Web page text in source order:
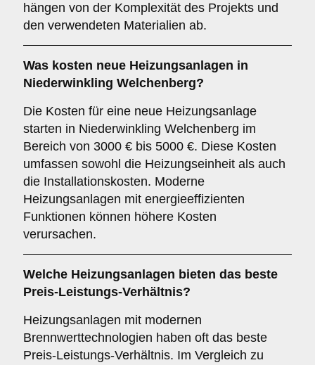
hängen von der Komplexität des Projekts und
den verwendeten Materialien ab.
Was kosten neue Heizungsanlagen in
Niederwinkling Welchenberg?
Die Kosten für eine neue Heizungsanlage
starten in Niederwinkling Welchenberg im
Bereich von 3000 € bis 5000 €. Diese Kosten
umfassen sowohl die Heizungseinheit als auch
die Installationskosten. Moderne
Heizungsanlagen mit energieeffizienten
Funktionen können höhere Kosten
verursachen.
Welche Heizungsanlagen bieten das beste
Preis-Leistungs-Verhältnis?
Heizungsanlagen mit modernen
Brennwerttechnologien haben oft das beste
Preis-Leistungs-Verhältnis. Im Vergleich zu